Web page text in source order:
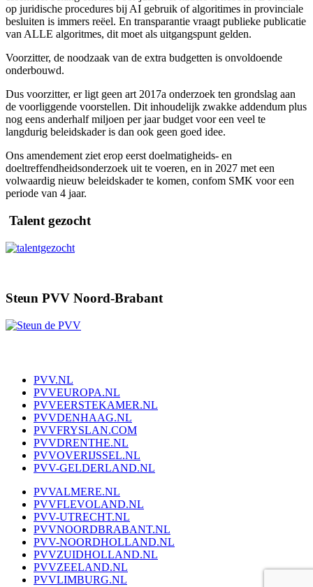
op juridische procedures bij AI gebruik of algoritimes in provinciale
besluiten is immers reëel. En transparantie vraagt publieke publicatie
van ALLE algoritmes, dit moet als uitgangspunt gelden.
Voorzitter, de noodzaak van de extra budgetten is onvoldoende
onderbouwd.
Dus voorzitter, er ligt geen art 2017a onderzoek ten grondslag aan
de voorliggende voorstellen. Dit inhoudelijk zwakke addendum plus
nog eens anderhalf miljoen per jaar budget voor een veel te
langdurig beleidskader is dan ook geen goed idee.
Ons amendement ziet erop eerst doelmatigheids- en
doeltreffendheidsonderzoek uit te voeren, en in 2027 met een
volwaardig nieuw beleidskader te komen, confom SMK voor een
periode van 4 jaar.
Talent gezocht
Steun PVV Noord-Brabant
PVV.NL
PVVEUROPA.NL
PVVEERSTEKAMER.NL
PVVDENHAAG.NL
PVVFRYSLAN.COM
PVVDRENTHE.NL
PVVOVERIJSSEL.NL
PVV-GELDERLAND.NL
PVVALMERE.NL
PVVFLEVOLAND.NL
PVV-UTRECHT.NL
PVVNOORDBRABANT.NL
PVV-NOORDHOLLAND.NL
PVVZUIDHOLLAND.NL
PVVZEELAND.NL
PVVLIMBURG.NL